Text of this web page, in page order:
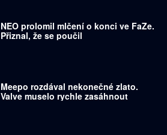
NEO prolomil mlčení o konci ve FaZe.
Přiznal, že se poučil
Meepo rozdával nekonečné zlato.
Valve muselo rychle zasáhnout